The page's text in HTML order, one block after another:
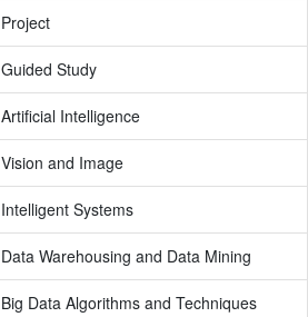
Project
Guided Study
Artificial Intelligence
Vision and Image
Intelligent Systems
Data Warehousing and Data Mining
Big Data Algorithms and Techniques